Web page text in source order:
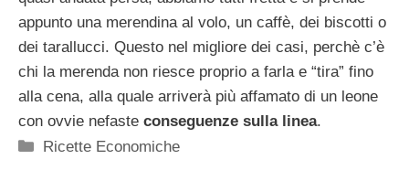
appunto una merendina al volo, un caffè, dei biscotti o
dei tarallucci. Questo nel migliore dei casi, perchè c’è
chi la merenda non riesce proprio a farla e “tira” fino
alla cena, alla quale arriverà più affamato di un leone
con ovvie nefaste conseguenze sulla linea.
Categorie
Ricette Economiche